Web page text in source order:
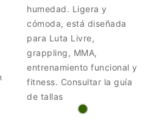
humedad. Ligera y
cómoda, está diseñada
para Luta Livre,
grappling, MMA,
entrenamiento funcional y
fitness. Consultar la guía
de tallas